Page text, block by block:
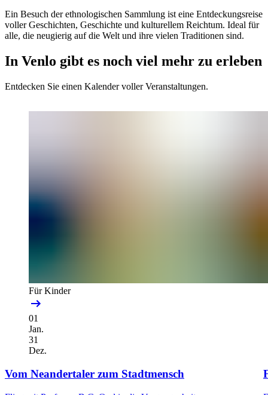
Ein Besuch der ethnologischen Sammlung ist eine Entdeckungsreise
voller Geschichten, Geschichte und kulturellem Reichtum. Ideal für
alle, die neugierig auf die Welt und ihre vielen Traditionen sind.
In Venlo gibt es noch viel mehr zu erleben
Entdecken Sie einen Kalender voller Veranstaltungen.
Für Kinder
01
Jan.
31
Dez.
Vom Neandertaler zum Stadtmensch